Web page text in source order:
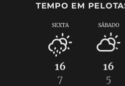
TEMPO EM
SEXTA
16
7
SÁBADO
16
5